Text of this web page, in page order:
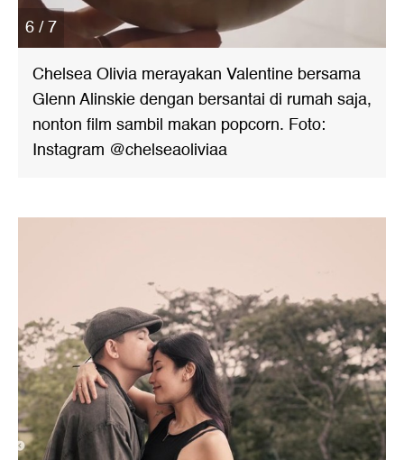
6 / 7
Chelsea Olivia merayakan Valentine bersama
Glenn Alinskie dengan bersantai di rumah saja,
nonton film sambil makan popcorn. Foto:
Instagram @chelseaoliviaa